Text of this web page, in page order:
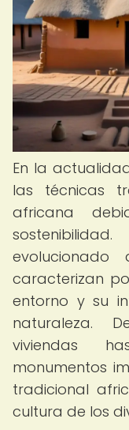
En la
las técnicas
africana
caracterizan
entorno y su
naturaleza.
viviendas
monumentos
tradicional
cultura de los